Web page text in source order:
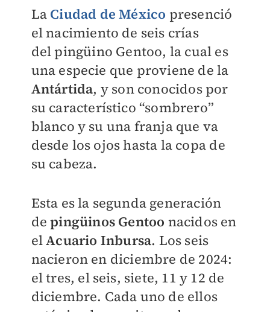
La Ciudad de México presenció
el nacimiento de seis crías
del pingüino Gentoo, la cual es
una especie que proviene de la
Antártida, y son conocidos por
su característico “sombrero”
blanco y su una franja que va
desde los ojos hasta la copa de
su cabeza.
Esta es la segunda generación
depingüinos Gentoo nacidos en
elAcuario Inbursa. Los seis
nacieron en diciembre de 2024:
el tres, el seis, siete, 11 y 12 de
diciembre. Cada uno de ellos